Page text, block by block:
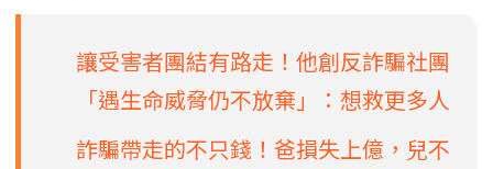
讓受害者團結有路走！他創反詐騙社團
「遇生命威脅仍不放棄」：想救更多人
詐騙帶走的不只錢！爸損失上億，兒不